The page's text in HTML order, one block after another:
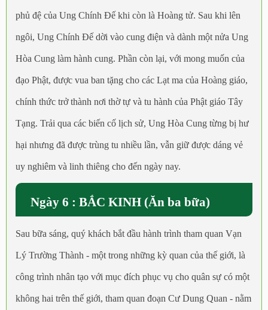
phủ đệ của Ung Chính Đế khi còn là Hoàng tử. Sau khi lên
ngôi, Ung Chính Đế dời vào cung điện và dành một nửa Ung
Hòa Cung làm hành cung. Phần còn lại, với mong muốn của
đạo Phật, được vua ban tặng cho các Lạt ma của Hoàng giáo,
chính thức trở thành nơi thờ tự và tu hành của Phật giáo Tây
Tạng. Trải qua các biến cố lịch sử, Ung Hòa Cung từng bị hư
hại nhưng đã được trùng tu nhiều lần, vẫn giữ được dáng vẻ
uy nghiêm và linh thiêng cho đến ngày nay.
Ngày 6 : BẮC KINH (Ăn ba bữa)
Sau bữa sáng, quý khách bắt đầu hành trình tham quan Vạn
Lý Trường Thành - một trong những kỳ quan của thế giới, là
công trình nhân tạo với mục đích phục vụ cho quân sự có một
không hai trên thế giới, tham quan đoạn Cư Dung Quan - nằm